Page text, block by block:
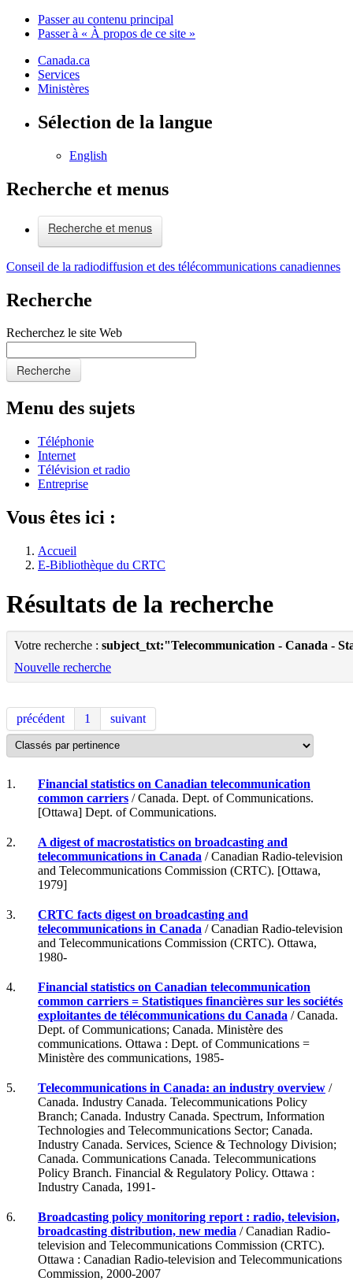
Passer au contenu principal
Passer à « À propos de ce site »
Canada.ca
Services
Ministères
Sélection de la langue
English
Recherche et menus
Recherche et menus
Conseil de la radiodiffusion et des télécommunications canadiennes
Recherche
Recherchez le site Web
Recherche
Menu des sujets
Téléphonie
Internet
Télévision et radio
Entreprise
Vous êtes ici :
Accueil
E-Bibliothèque du CRTC
Résultats de la recherche
Votre recherche : subject_txt:"Telecommunication - Canada -
Nouvelle recherche
précédent 1 suivant
1.
Financial statistics on Canadian telecommunication
common carriers / Canada. Dept. of Communications.
[Ottawa] Dept. of Communications.
2.
A digest of macrostatistics on broadcasting and
telecommunications in Canada / Canadian Radio-television
and Telecommunications Commission (CRTC). [Ottawa,
1979]
3.
CRTC facts digest on broadcasting and
telecommunications in Canada / Canadian Radio-television
and Telecommunications Commission (CRTC). Ottawa,
1980-
4.
Financial statistics on Canadian telecommunication
common carriers = Statistiques financières sur les sociétés
exploitantes de télécommunications du Canada / Canada.
Dept. of Communications; Canada. Ministère des
communications. Ottawa : Dept. of Communications =
Ministère des communications, 1985-
5. Telecommunications in Canada: an industry overview /
Canada. Industry Canada. Telecommunications Policy
Branch; Canada. Industry Canada. Spectrum, Information
Technologies and Telecommunications Sector; Canada.
Industry Canada. Services, Science & Technology Division;
Canada. Communications Canada. Telecommunications
Policy Branch. Financial & Regulatory Policy. Ottawa :
Industry Canada, 1991-
6.
Broadcasting policy monitoring report : radio, television,
broadcasting distribution, new media / Canadian Radio-
television and Telecommunications Commission (CRTC).
Ottawa : Canadian Radio-television and Telecommunications
Commission, 2000-2007